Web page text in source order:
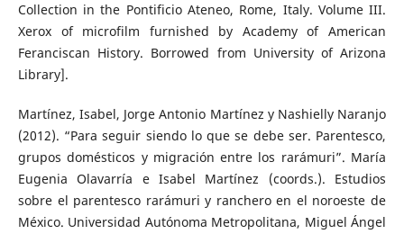
Collection in the Pontificio Ateneo, Rome, Italy. Volume III.
Xerox of microfilm furnished by Academy of American
Feranciscan History. Borrowed from University of Arizona
Library].
Martínez, Isabel, Jorge Antonio Martínez y Nashielly Naranjo
(2012). “Para seguir siendo lo que se debe ser. Parentesco,
grupos domésticos y migración entre los rarámuri”. María
Eugenia Olavarría e Isabel Martínez (coords.). Estudios
sobre el parentesco rarámuri y ranchero en el noroeste de
México. Universidad Autónoma Metropolitana, Miguel Ángel